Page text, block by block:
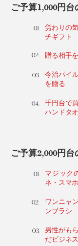
ご予算1,000円
労わりの
チギフト
贈る相手
今治パイ
を贈る
千円台で
ハンドタ
ご予算2,000円
マジック
ネ・スマホ
ワンニャ
ンブラシ
男性がも
だビジネ